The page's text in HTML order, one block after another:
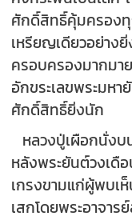
ศักดิ์สิทธิ์คุ้มครองทุ
เหรียญเดียวอย่าง
ครอบครองมากมา
อักขระเลขพระมห
ศักดิ์สิทธิ์ยิ่งนัก
หลวงปู่เผือกนั่ง
หลังพระยันต์วงเดื
เกรงขามแก่ผู้พบเ
เสกโดยพระอาจา